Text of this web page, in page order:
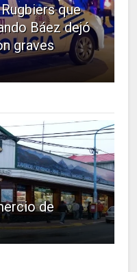
que
Báez dejó
graves
de